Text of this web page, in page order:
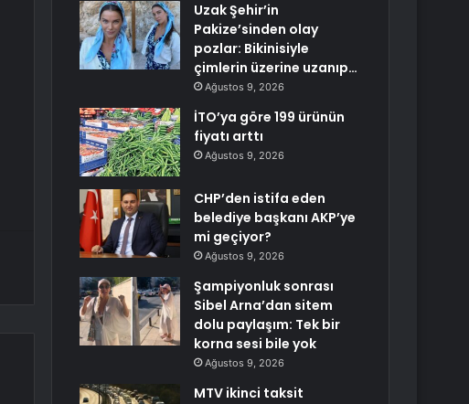
Uzak Şehir’in
Pakize’sinden olay
pozlar: Bikinisiyle
çimlerin üzerine uzanıp…
Ağustos 9, 2026
İTO’ya göre 199 ürünün
fiyatı arttı
Ağustos 9, 2026
CHP’den istifa eden
belediye başkanı AKP’ye
mi geçiyor?
Ağustos 9, 2026
Şampiyonluk sonrası
Sibel Arna’dan sitem
dolu paylaşım: Tek bir
korna sesi bile yok
Ağustos 9, 2026
MTV ikinci taksit